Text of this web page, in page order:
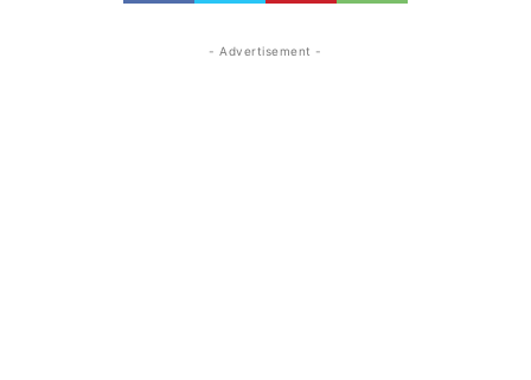
- Advertisement -